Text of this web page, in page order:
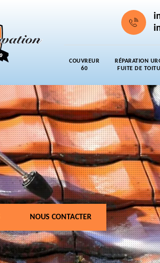
COUVREUR
60
RÉPARATION
FUITE DE
NOUS CONTACTER